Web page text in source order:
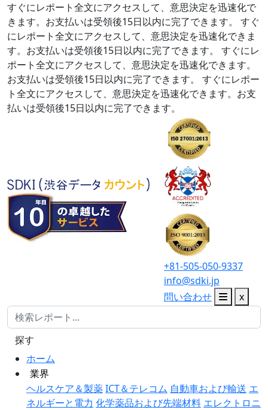
すぐにレポート全文にアクセスして、意思決定を迅速化で
きます。お支払いは受領後15日以内に完了できます。
すぐ
にレポート全文にアクセスして、意思決定を迅速化できま
す。お支払いは受領後15日以内に完了できます。
すぐにレ
ポート全文にアクセスして、意思決定を迅速化できます。
お支払いは受領後15日以内に完了できます。
すぐにレポー
ト全文にアクセスして、意思決定を迅速化できます。お支
払いは受領後15日以内に完了できます。
+81-505-050-9337
info@sdki.jp
問い合わせ
x
ホーム
業界
ヘルスケア＆製薬ICT＆テレコム 自動車および輸送 エ
ネルギーと電力 化学薬品および先端材料 エレクトロニ
探す